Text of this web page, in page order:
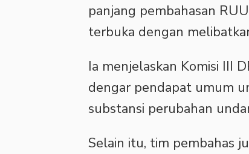
panjang pembahasan
terbuka dengan
‎Ia menjelaskan Komisi III
dengar pendapat umum
substansi perubahan
‎Selain itu, tim pembahas